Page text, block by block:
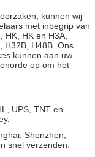
kunnen wij
met inbegrip van
HK, HK en H3A,
H32B, H48B. Ons
kunnen aan uw
op om het
UPS, TNT en
Shenzhen,
snel verzenden.